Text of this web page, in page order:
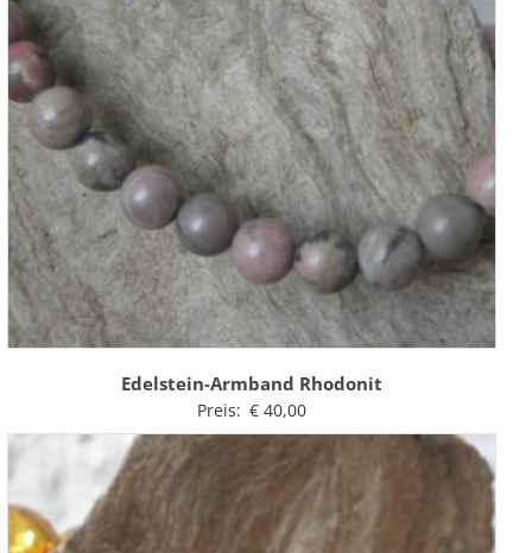
Edelstein-Armband Rhodonit
Preis: €40,00